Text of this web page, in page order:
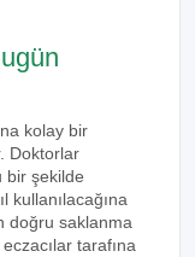
kolay bir
Doktorlar
bir şekilde
kullanılacağına
doğru saklanma
tarafına